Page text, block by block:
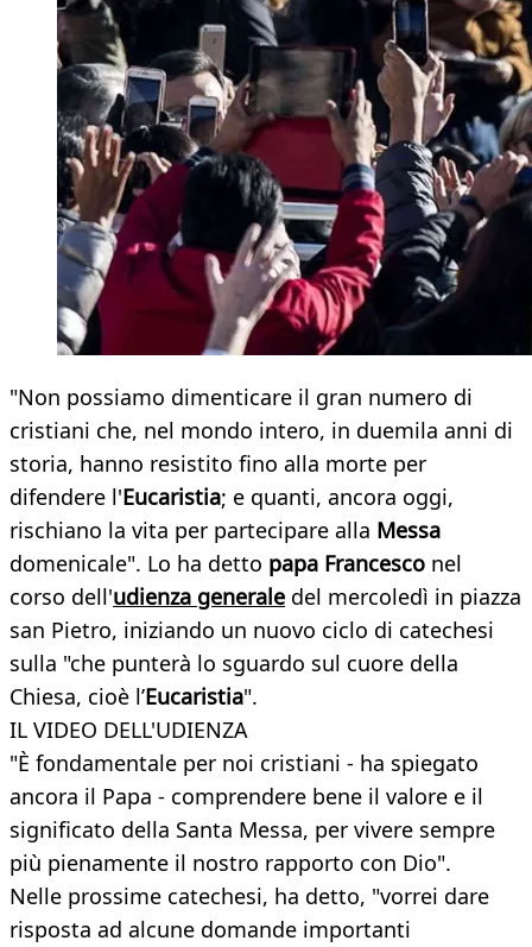
"Non possiamo dimenticare il gran numero di
cristiani che, nel mondo intero, in duemila anni di
storia, hanno resistito fino alla morte per
difendere l'Eucaristia; e quanti, ancora oggi,
rischiano la vita per partecipare alla Messa
domenicale". Lo ha detto papa Francesco nel
corso dell'udienza generale del mercoledì in piazza
san Pietro, iniziando un nuovo ciclo di catechesi
sulla "che punterà lo sguardo sul cuore della
Chiesa, cioè l’Eucaristia".
IL VIDEO DELL'UDIENZA
"È fondamentale per noi cristiani - ha spiegato
ancora il Papa - comprendere bene il valore e il
significato della Santa Messa, per vivere sempre
più pienamente il nostro rapporto con Dio".
Nelle prossime catechesi, ha detto, "vorrei dare
risposta ad alcune domande importanti